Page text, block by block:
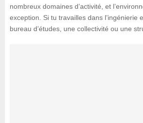
nombreux domaines d’activité, et
exception. Si tu travailles dans l’ingénierie
bureau d’études, une collectivité ou une